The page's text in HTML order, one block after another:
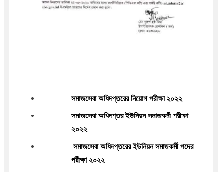
সমাজসেবা অধিদপ্তরের নিয়োগ পরীক্ষা ২০২২
সমাজসেবা অধিদপ্তর ইউনিয়ন সমাজকর্মী পরীক্ষা
২০২২
সমাজসেবা অধিদপ্তরের ইউনিয়ন সমাজকর্মী পদের
পরীক্ষা ২০২২